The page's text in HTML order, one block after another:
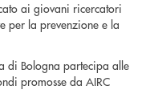
ai giovani ricercatori
per la prevenzione e la
di Bologna partecipa alle
promosse da AIRC